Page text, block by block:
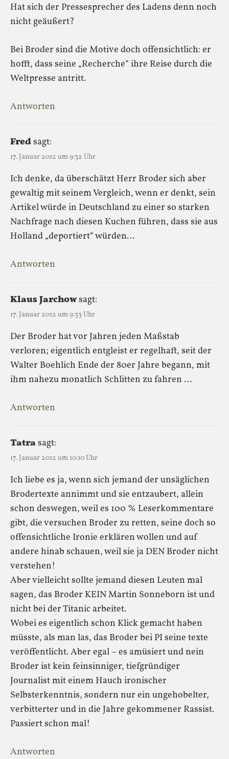
Hat sich der Pressesprecher des Ladens denn noch
nicht geäußert?
Bei Broder sind die Motive doch offensichtlich: er
hofft, dass seine „Recherche“ ihre Reise durch die
Weltpresse antritt.
Antworten
Fredsagt:
17. Januar 2012 um 9:32 Uhr
Ich denke, da überschätzt Herr Broder sich aber
gewaltig mit seinem Vergleich, wenn er denkt, sein
Artikel würde in Deutschland zu einer so starken
Nachfrage nach diesen Kuchen führen, dass sie aus
Holland „deportiert“ würden…
Antworten
Klaus Jarchowsagt:
17. Januar 2012 um 9:33 Uhr
Der Broder hat vor Jahren jeden Maßstab
verloren; eigentlich entgleist er regelhaft, seit der
Walter Boehlich Ende der 80er Jahre begann, mit
ihm nahezu monatlich Schlitten zu fahren …
Antworten
Tatrasagt:
17. Januar 2012 um 10:10 Uhr
Ich liebe es ja, wenn sich jemand der unsäglichen
Brodertexte annimmt und sie entzaubert, allein
schon deswegen, weil es 100 % Leserkommentare
gibt, die versuchen Broder zu retten, seine doch so
offensichtliche Ironie erklären wollen und auf
andere hinab schauen, weil sie ja DEN Broder nicht
verstehen!
Aber vielleicht sollte jemand diesen Leuten mal
sagen, das Broder KEIN Martin Sonneborn ist und
nicht bei der Titanic arbeitet.
Wobei es eigentlich schon Klick gemacht haben
müsste, als man las, das Broder bei PI seine texte
veröffentlicht. Aber egal – es amüsiert und nein
Broder ist kein feinsinniger, tiefgründiger
Journalist mit einem Hauch ironischer
Selbsterkenntnis, sondern nur ein ungehobelter,
verbitterter und in die Jahre gekommener Rassist.
Passiert schon mal!
Antworten